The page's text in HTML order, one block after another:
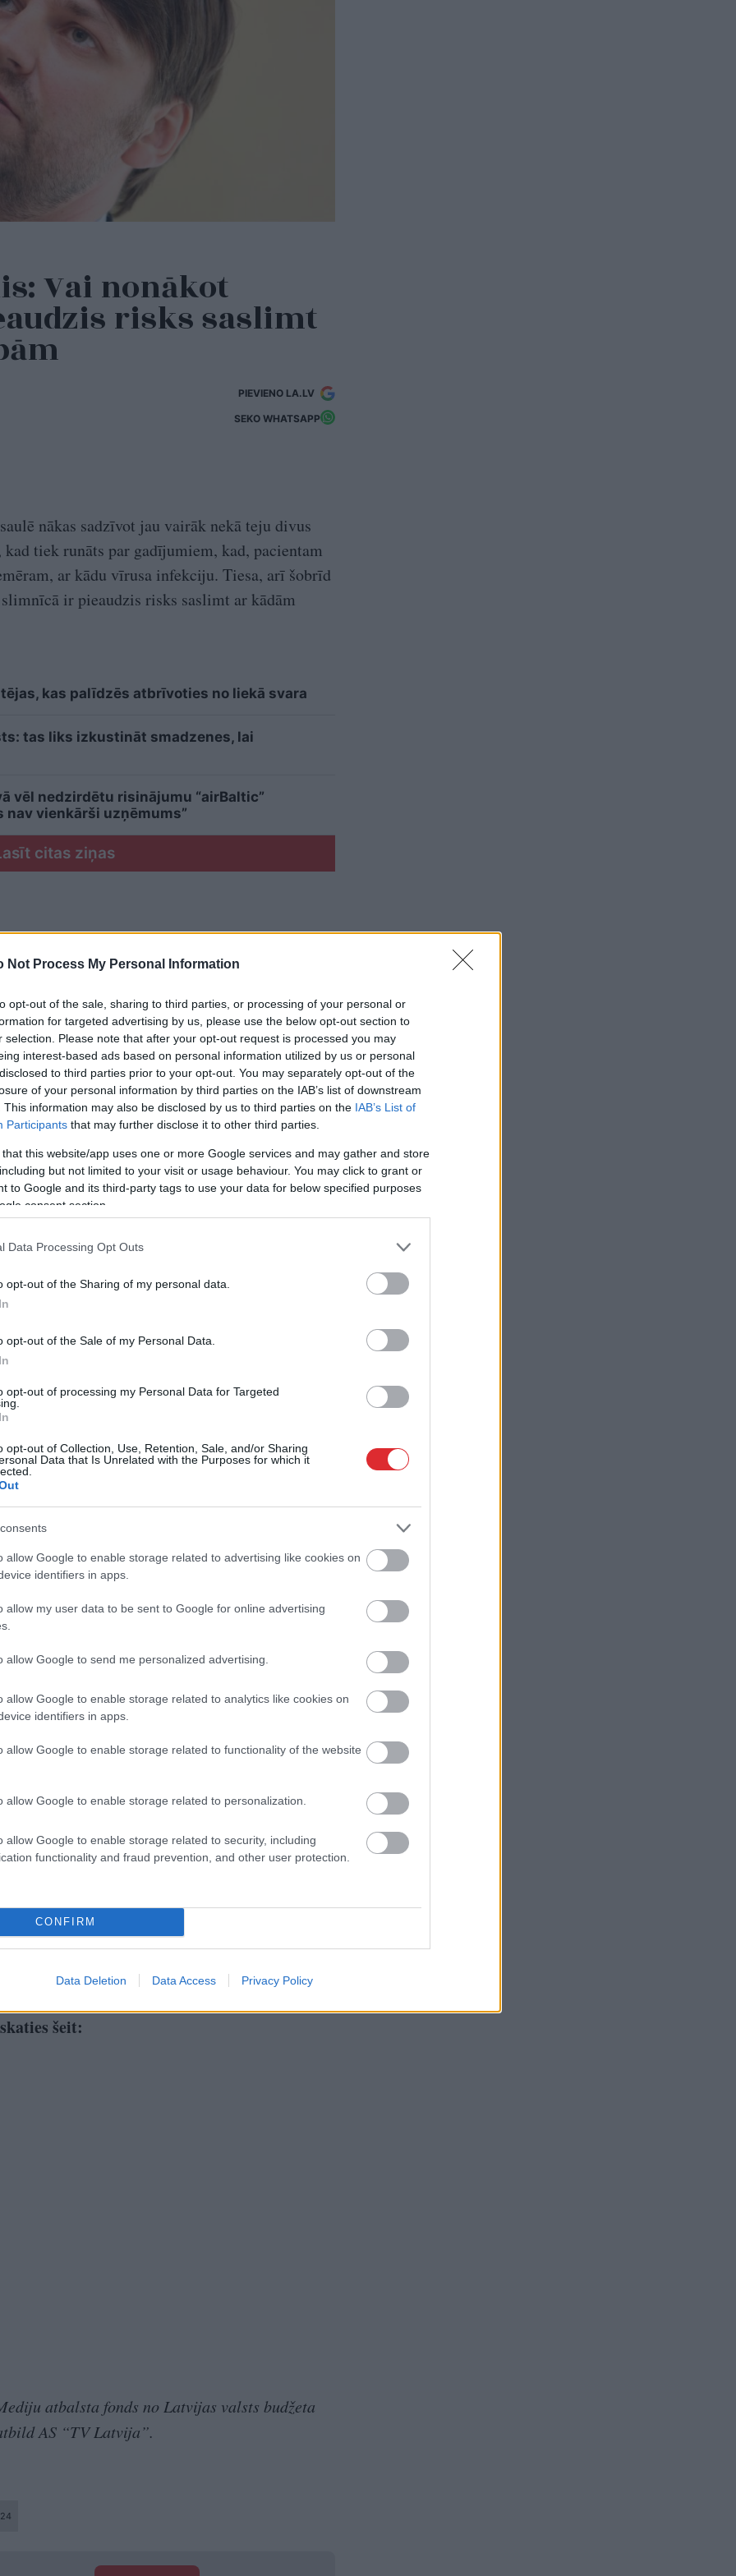
Not Process My Personal Information
opt-out of the sale, sharing to third parties, or processing of your personal or
for targeted advertising by us, please use the below opt-out section to
selection. Please note that after your opt-out request is processed you may
interest-based ads based on personal information utilized by us or personal
to third parties prior to your opt-out. You may separately opt-out of the
of your personal information by third parties on the IAB’s list of downstream
This information may also be disclosed by us to third parties on the IAB’s List of
Participants that may further disclose it to other third parties.
that this website/app uses one or more Google services and may gather and store
but not limited to your visit or usage behaviour. You may click to grant or
to Google and its third-party tags to use your data for below specified purposes
consent section.
Data Processing Opt Outs
opt-out of the Sharing of my personal data.
opt-out of the Sale of my Personal Data.
opt-out of processing my Personal Data for Targeted
opt-out of Collection, Use, Retention, Sale, and/or Sharing
Data that Is Unrelated with the Purposes for which it
allow Google to enable storage related to advertising like cookies on
identifiers in apps.
allow my user data to be sent to Google for online advertising
allow Google to send me personalized advertising.
allow Google to enable storage related to analytics like cookies on
identifiers in apps.
allow Google to enable storage related to functionality of the website
allow Google to enable storage related to personalization.
allow Google to enable storage related to security, including
functionality and fraud prevention, and other user protection.
CONFIRM
Data Deletion Data Access Privacy Policy
Vai nonākot
risks saslimt
PIEVIENO LA.LV
SEKO WHATSAPP
nākas sadzīvot jau vairāk nekā teju divus
tiek runāts par gadījumiem, kad, pacientam
ar kādu vīrusa infekciju. Tiesa, arī šobrīd
ir pieaudzis risks saslimt ar kādām
kas palīdzēs atbrīvoties no liekā svara
tas liks izkustināt smadzenes, lai
vēl nedzirdētu risinājumu “airBaltic”
nav vienkārši uzņēmums”
citas ziņas
arī tajā aspektā, ka ir ļoti liels risks saslimt ar
raidījumā situāciju skaidroja Jēkabpils
Renārs Putniņš.
simptomātikas, nav nekādas Covid
ar apdendicītu, mēs viņu ieliekam
vairāki cilvēki, šī Covid infekcija tiek nodota
aizsegs
80% Saules:
iespaidīgs
– ko tajā brīdī
NA prasīs veselības
ministra skaidrojumu
Dzemdību namā
mediķis.
šeit:
atbalsta fonds no Latvijas valsts budžeta
AS “TV Latvija”.